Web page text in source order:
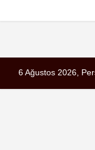
6 Ağustos 2026,